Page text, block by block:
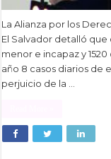
La Alianza por los
El Salvador detalló que
menor e incapaz y
año 8 casos diarios de
perjuicio de la …